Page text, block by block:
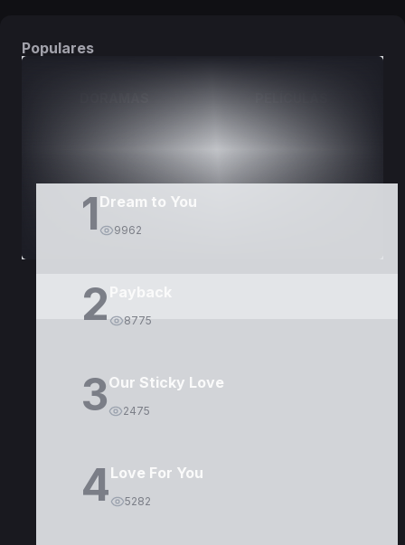
Populares
1 Dream to You
9962
2 8775
3Our Sticky Love
2475
4Love For You
5282